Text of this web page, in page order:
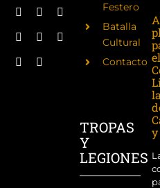
Festero
Batalla
Cultural
Contacto
TROPAS
Y
LEGIONES